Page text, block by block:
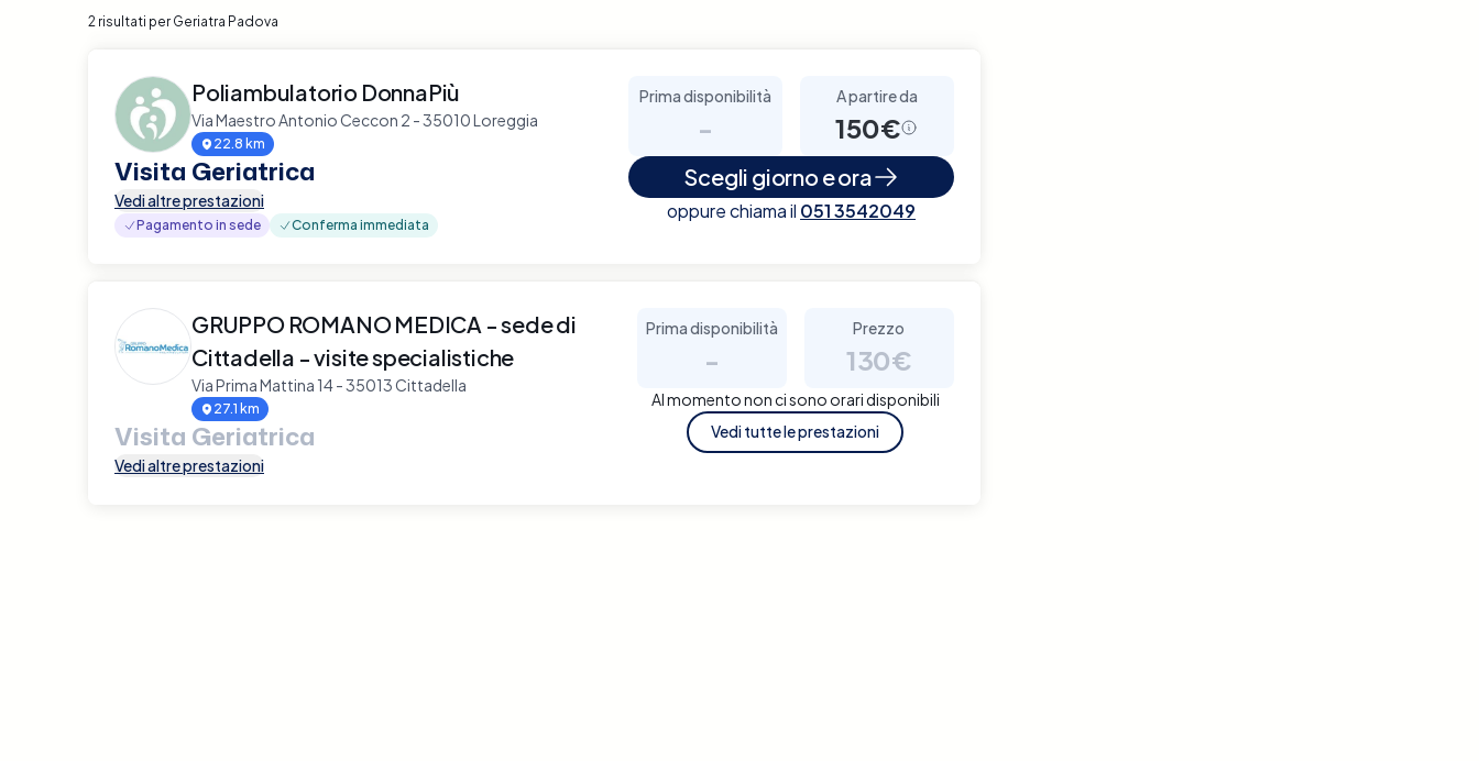
2 risultati per Geriatra Padova
Poliambulatorio DonnaPiù
Via Maestro Antonio Ceccon 2 - 35010 Loreggia
22.8 km
Visita Geriatrica
Vedi altre prestazioni
Pagamento in sede Conferma immediata
Prima disponibilità
-
A partire da
150€
Scegli giorno e ora
oppure chiama il 051 3542049
GRUPPO ROMANO MEDICA - sede di
Cittadella - visite specialistiche
Via Prima Mattina 14 - 35013 Cittadella
27.1 km
Visita Geriatrica
Vedi altre prestazioni
Prima disponibilità
-
Prezzo
130€
Al momento non ci sono orari disponibili
Vedi tutte le prestazioni